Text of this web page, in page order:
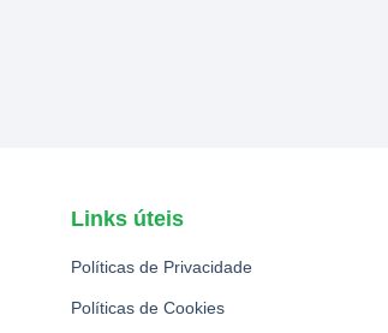
Links úteis
Políticas de Privacidade
Políticas de Cookies